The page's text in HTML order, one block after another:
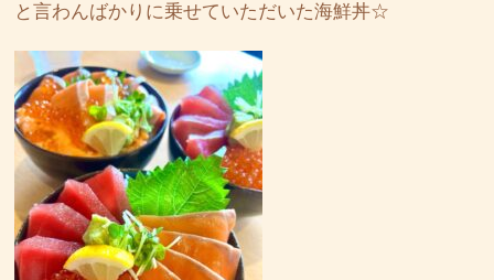
と言わんばかりに乗せていただいた海鮮丼☆